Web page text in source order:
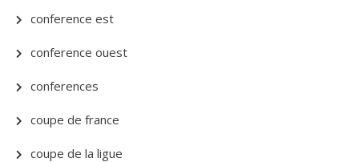
conference est
conference ouest
conferences
coupe de france
coupe de la ligue